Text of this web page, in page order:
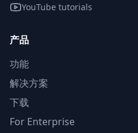
YouTube tutorials
产品
功能
解决方案
下载
For Enterprise